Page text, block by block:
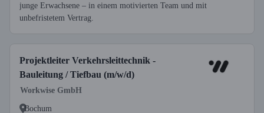
junge Erwachsene – in einem motivierten Team und mit
unbefristetem Vertrag.
Projektleiter Verkehrsleittechnik -
Bauleitung / Tiefbau (m/w/d)
Workwise GmbH
Bochum